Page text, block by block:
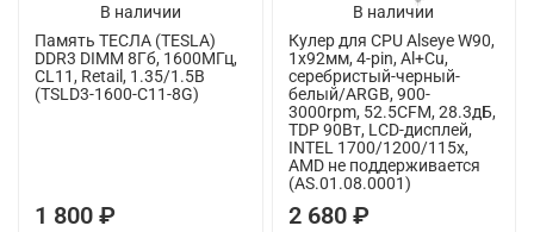
В наличии
Память ТЕСЛА (TESLA)
DDR3 DIMM 8Гб, 1600МГц,
CL11, Retail, 1.35/1.5В
(TSLD3-1600-C11-8G)
1 800 ₽
В наличии
Кулер для CPU Alseye W90,
1х92мм, 4-pin, Al+Cu,
серебристый-черный-
белый/ARGB, 900-
3000rpm, 52.5CFM, 28.3дБ,
TDP 90Вт, LCD-дисплей,
INTEL 1700/1200/115x,
AMD не поддерживается
(AS.01.08.0001)
2 680 ₽